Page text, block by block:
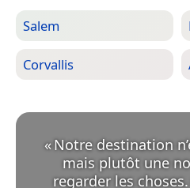
Salem
Corvallis
«Notre destination
mais plutôt une
regarder les choses.